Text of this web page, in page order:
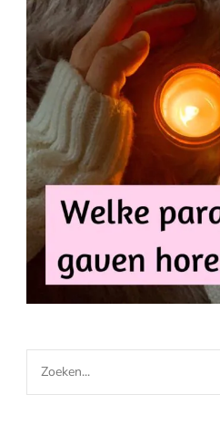
Looking
for